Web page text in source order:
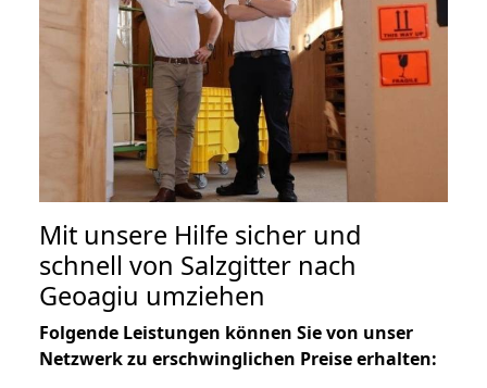
Mit unsere Hilfe sicher und
schnell von Salzgitter nach
Geoagiu umziehen
Folgende Leistungen können Sie von unser
Netzwerk zu erschwinglichen Preise erhalten: